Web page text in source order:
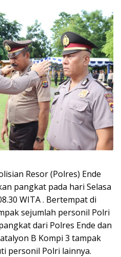
Resor (Polres) Ende
pangkat pada hari Selasa
WITA . Bertempat di
sejumlah personil Polri
dari Polres Ende dan
B Kompi 3 tampak
personil Polri lainnya.